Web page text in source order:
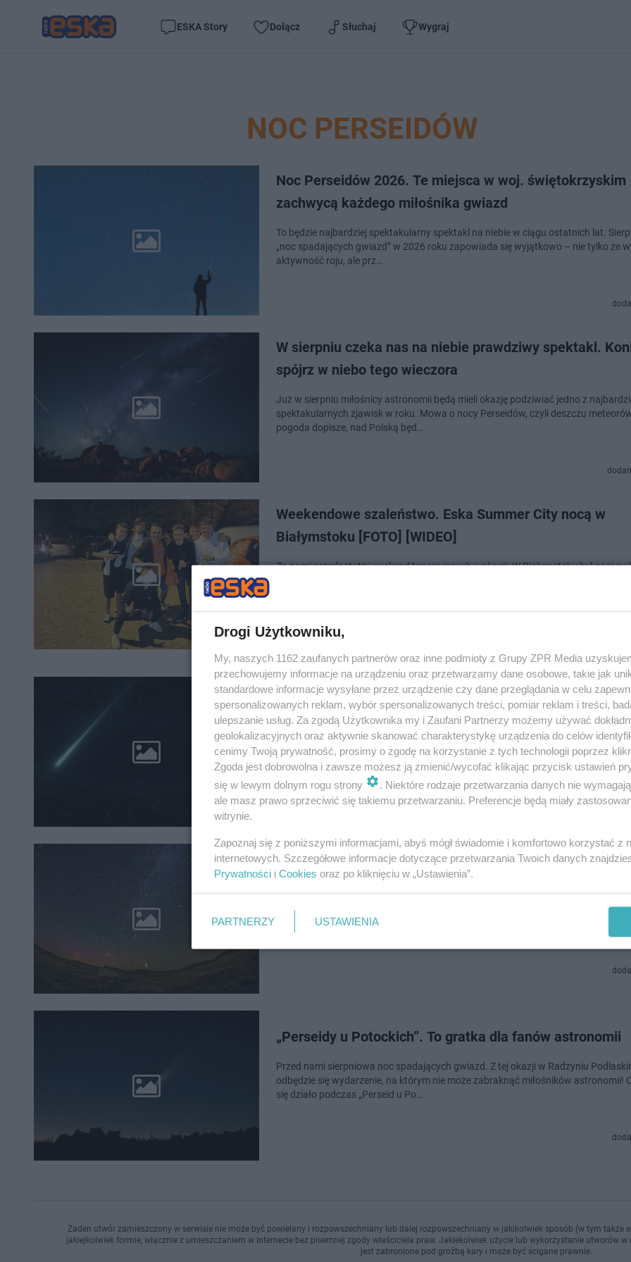
ESKA Story Dołącz Słuchaj Wygraj
NOC PERSEIDÓW
Noc Perseidów 2026. Te miejsca w woj. świętokrzyskim
zachwycą każdego miłośnika gwiazd
To będzie najbardziej spektakularny spektakl na niebie w ciągu ostatnich lat.
„noc spadających gwiazd” w 2026 roku zapowiada się wyjątkowo – nie tylko ze
aktywność roju, ale prz…
W sierpniu czeka nas na niebie prawdziwy spektakl.
spójrz w niebo tego wieczora
Już w sierpniu miłośnicy astronomii będą mieli okazję podziwiać jedno z
spektakularnych zjawisk w roku. Mowa o nocy Perseidów, czyli deszczu
pogoda dopisze, nad Polską będ…
Weekendowe szaleństwo. Eska Summer City nocą w
Białymstoku [FOTO] [WIDEO]
Za nami przedostatni weekend tegorocznych wakacji. W Białymstoku był gorący,
Ta noc będzie wyjątkowa! Gdzie we Wrocławiu
spadające gwiazdy?
Spadające gwiazdy są zjawiskiem, które za każdym razem podziwiamy z
twarzy. W najbliższą noc, 12-13 sierpnia, będziemy mieli okazję po raz kolejny je
tym samym pomyśleć życze…
W tych miejscach najlepiej spędzić Noc Perseidów
wydarzenie i jedyna noc, kiedy przelatujące nad Ziemią Perseidy można śledzić
bez specjalistycznego spr…
„Perseidy u Potockich”. To gratka dla fanów astronomii
Przed nami sierpniowa noc spadających gwiazd. Z tej okazji w Radzyniu
odbędzie się wydarzenie, na którym nie może zabraknąć miłośników astronomii!
się działo podczas „Perseid u Po…
Żaden utwór zamieszczony w serwisie nie może być powielany i rozpowszechniany lub dalej rozpowszechniany w jakikolwiek sposób (w tym
jakiejkolwiek formie, włącznie z umieszczaniem w Internecie bez pisemnej zgody właściciela praw. Jakiekolwiek użycie lub wykorzystanie utworów
jest zabronione pod groźbą kary i może być ścigane prawnie.
Drogi Użytkowniku,
My, naszych 1162 zaufanych partnerów oraz inne podmioty z Grupy ZPR Media
przechowujemy informacje na urządzeniu oraz przetwarzamy dane osobowe, takie jak
standardowe informacje wysyłane przez urządzenie czy dane przeglądania w celu
spersonalizowanych reklam, wybór spersonalizowanych treści, pomiar reklam i treści,
ulepszanie usług. Za zgodą Użytkownika my i Zaufani Partnerzy możemy używać
geolokalizacyjnych oraz aktywnie skanować charakterystykę urządzenia do celów
cenimy Twoją prywatność, prosimy o zgodę na korzystanie z tych technologii poprzez
Zgoda jest dobrowolna i zawsze możesz ją zmienić/wycofać klikając przycisk ustawień
się w lewym dolnym rogu strony
. Niektóre rodzaje przetwarzania danych nie
ale masz prawo sprzeciwić się takiemu przetwarzaniu. Preferencje będą miały
witrynie.
Zapoznaj się z poniższymi informacjami, abyś mógł świadomie i komfortowo korzystać z
internetowych. Szczegółowe informacje dotyczące przetwarzania Twoich danych
Prywatności i Cookies oraz po kliknięciu w „Ustawienia”.
PARTNERZY USTAWIENIA